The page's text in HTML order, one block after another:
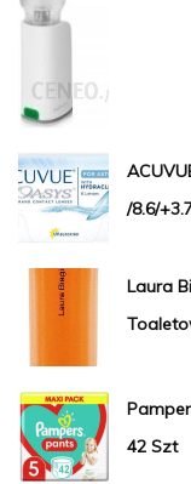
/8.6/
Laura
42 Szt